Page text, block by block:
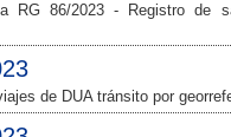
RG 86/2023 - Registro
de DUA tránsito por